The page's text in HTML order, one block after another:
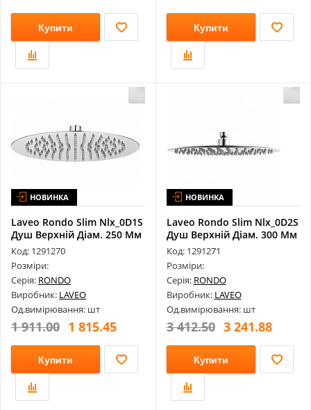
Купити Купити
НОВИНКА
Laveo Rondo Slim Nlx_0D1S
Душ Верхній Діам. 250 Мм
Код: 1291270
Розміри:
Серія: RONDO
Виробник: LAVEO
Од.вимірювання: шт
1 911.00 1 815.45
Купити
НОВИНКА
Laveo Rondo Slim Nlx_0D2S
Душ Верхній Діам. 300 Мм
Код: 1291271
Розміри:
Серія: RONDO
Виробник: LAVEO
Од.вимірювання: шт
3 412.50 3 241.88
Купити